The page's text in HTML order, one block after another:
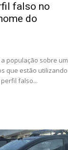
falso no
do
população sobre um
que estão utilizando
falso...